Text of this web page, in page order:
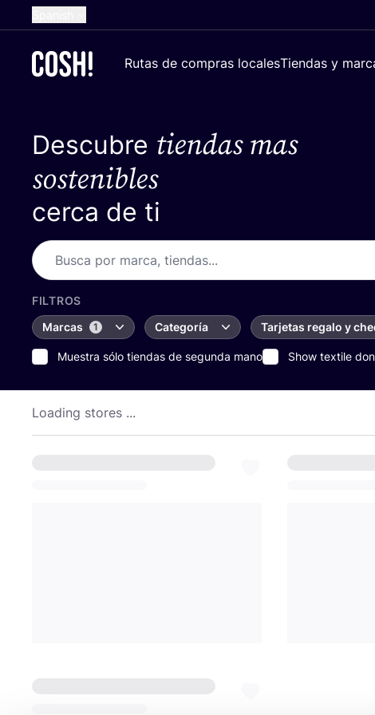
Dutch
German
Rutas de compras localesTiendas y
Descubre tiendas mas
sostenibles
cerca de ti
FILTROS
Marcas
1 Categoría Tarjetas regalo y
Muestra sólo tiendas de segunda mano Show textile
Loading stores ...